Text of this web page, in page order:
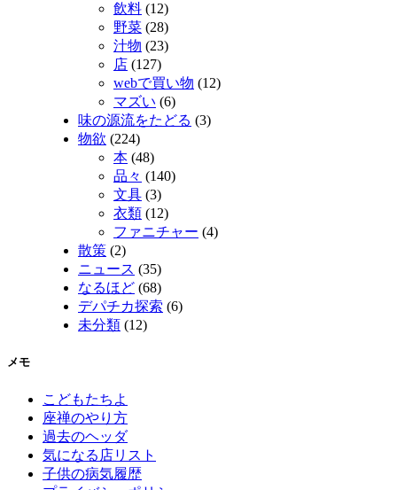
飲料 (12)
野菜 (28)
汁物 (23)
店 (127)
webで買い物 (12)
マズい (6)
味の源流をたどる (3)
物欲 (224)
本 (48)
品々 (140)
文具 (3)
衣類 (12)
ファニチャー (4)
散策 (2)
ニュース (35)
なるほど (68)
デパチカ探索 (6)
未分類 (12)
メモ
こどもたちよ
座禅のやり方
過去のヘッダ
気になる店リスト
子供の病気履歴